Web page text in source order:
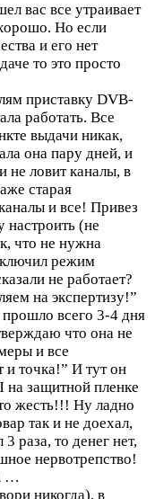
вас все утраивает
Но если
и его нет
то это просто
приставку DVB-
работать. Все
выдачи никак,
она пару дней, и
не ловит каналы, в
старая
и все! Привез
настроить (не
что не нужна
режим
не работает?
на экспертизу!”
всего 3-4 дня
что она не
и все
и точка!” И тут он
защитной пленке
жесть!!! Ну ладно
так и не доехал,
раза, то денег нет,
нервотрепство!
…
никогда), в